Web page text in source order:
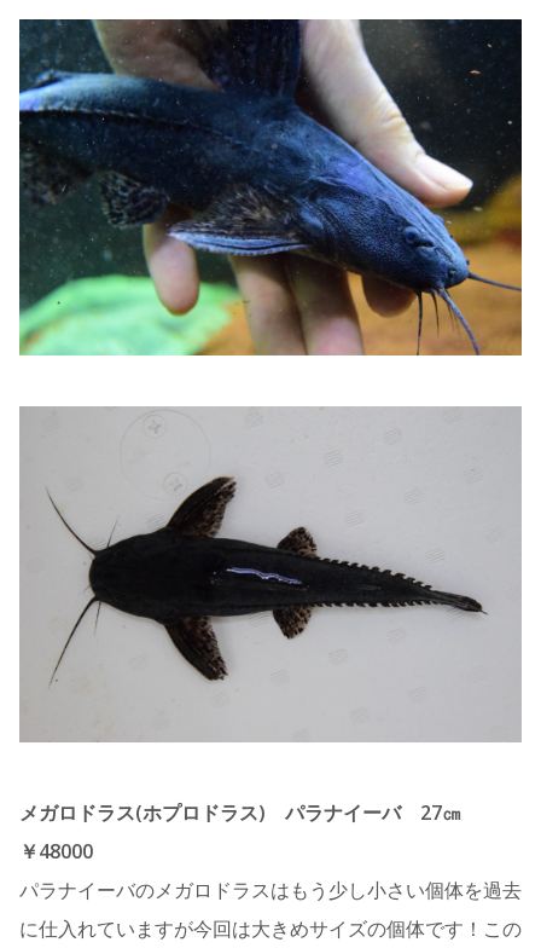
メガロドラス(ホプロドラス) パラナイーバ 27㎝
￥48000
パラナイーバのメガロドラスはもう少し小さい個体を過去
に仕入れていますが今回は大きめサイズの個体です！この